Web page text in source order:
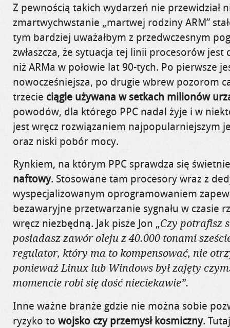
Z pewnością takich wydarzeń nie przewidział
zmartwychwstanie „martwej rodziny ARM”
tym bardziej uważałbym z przedwczesnym
zwłaszcza, że sytuacja tej linii procesorów jest
niż ARMa w połowie lat 90-tych. Po pierwsze
nowocześniejsza, po drugie wbrew pozorom
trzecie ciągle używana w setkach milionów
powodów, dla którego PPC nadal żyje i w
jest wręcz rozwiązaniem najpopularniejszym
oraz niski pobór mocy.
Rynkiem, na którym PPC sprawdza się
naftowy. Stosowane tam procesory wraz z
wyspecjalizowanym oprogramowaniem
bezawaryjne przetwarzanie sygnału w czasie
wręcz niezbędną. Jak pisze Jon „Czy potrafisz
posiadasz zawór oleju z 40.000 tonami
regulator, który ma to kompensować, nie
ponieważ Linux lub Windows był zajęty
momencie robi się dość nieciekawie”.
Inne ważne branże gdzie nie można sobie
ryzyko to wojsko czy przemysł kosmiczny.